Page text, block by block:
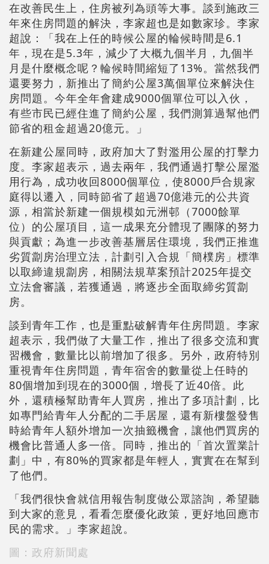
在改善民生上，住房被列為頭等大事。談到施政三
年來住房問題的解決，李家超也是如數家珍。李家
超說：「我在上任的時候公屋的輪候時間是6.1
年，現在是5.3年，減少了大概九個半月，九個半
月是什麼概念呢？輪候時間縮短了13%。當然我們
還要努力，新推出了簡約公屋3萬個單位來解決住
房問題。今年全年會建成9000個單位可以入伙，
有些市民已經住進了簡約公屋，我們測算過幫他們
節省的租金超過20億元。」
在新建公屋同時，政府加大了對濫用公屋的打擊力
度。李家超表示，過去兩年，我們通過打擊公屋濫
用行為，成功收回8000個單位，使8000戶合規家
庭得以遷入，同時節省了超過70億港元的公共資
源，相當於新建一個規模如元洲邨（7000餘單
位）的公屋項目，這一成果充分體現了團隊的努力
與貢獻；為進一步改善基層居住環境，我們正推進
劣質劏房治理立法，計劃引入合規「簡樸房」標準
以取締違規劏房，相關法規草案預計2025年提交
立法會審議，若獲通過，將逐步全面取締劣質劏
房。
談到青年工作，也是重點破解青年住房問題。李家
超表示，我們做了大量工作，推出了很多交流和實
習機會，數量比以前增加了很多。另外，政府特別
重視青年住房問題，青年宿舍的數量從上任時的
80個增加到現在的3000個，增長了近40倍。此
外，還積極幫助青年人買房，推出了多項計劃，比
如專門給青年人分配的二手居屋，還有新樓盤發售
時給青年人額外增加一次抽籤機會，讓他們買房的
機會比普通人多一倍。同時，推出的「首次置業計
劃」中，有80%的買家都是年輕人，實實在在幫到
了他們。
「我們很快會就信用報告制度做公眾諮詢，希望聽
到大家的意見，看看怎麼優化政策，更好地回應市
民的需求。」李家超說。
圖：政府新聞處